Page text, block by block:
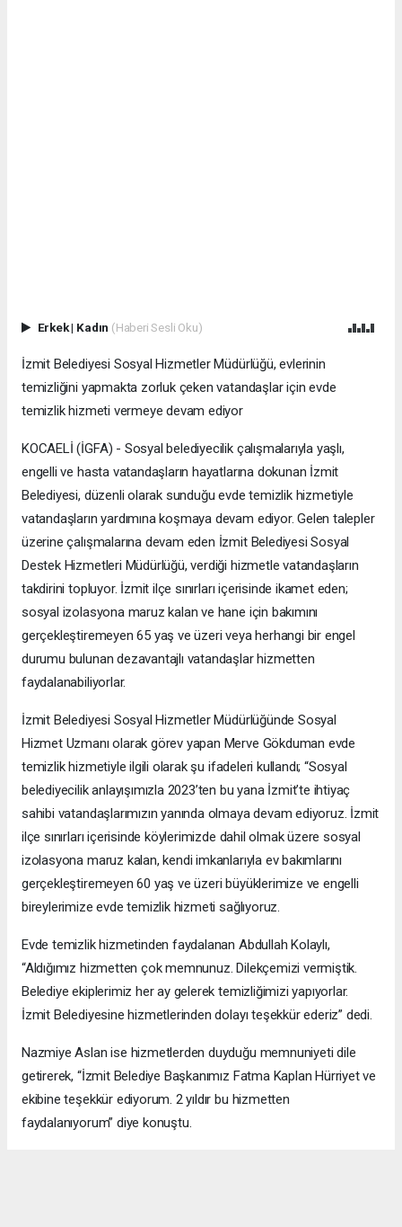
Erkek| Kadın (Haberi Sesli Oku)
İzmit Belediyesi Sosyal Hizmetler Müdürlüğü, evlerinin
temizliğini yapmakta zorluk çeken vatandaşlar için evde
temizlik hizmeti vermeye devam ediyor
KOCAELİ (İGFA) - Sosyal belediyecilik çalışmalarıyla yaşlı,
engelli ve hasta vatandaşların hayatlarına dokunan İzmit
Belediyesi, düzenli olarak sunduğu evde temizlik hizmetiyle
vatandaşların yardımına koşmaya devam ediyor. Gelen talepler
üzerine çalışmalarına devam eden İzmit Belediyesi Sosyal
Destek Hizmetleri Müdürlüğü, verdiği hizmetle vatandaşların
takdirini topluyor. İzmit ilçe sınırları içerisinde ikamet eden;
sosyal izolasyona maruz kalan ve hane için bakımını
gerçekleştiremeyen 65 yaş ve üzeri veya herhangi bir engel
durumu bulunan dezavantajlı vatandaşlar hizmetten
faydalanabiliyorlar.
İzmit Belediyesi Sosyal Hizmetler Müdürlüğünde Sosyal
Hizmet Uzmanı olarak görev yapan Merve Gökduman evde
temizlik hizmetiyle ilgili olarak şu ifadeleri kullandı; “Sosyal
belediyecilik anlayışımızla 2023’ten bu yana İzmit’te ihtiyaç
sahibi vatandaşlarımızın yanında olmaya devam ediyoruz. İzmit
ilçe sınırları içerisinde köylerimizde dahil olmak üzere sosyal
izolasyona maruz kalan, kendi imkanlarıyla ev bakımlarını
gerçekleştiremeyen 60 yaş ve üzeri büyüklerimize ve engelli
bireylerimize evde temizlik hizmeti sağlıyoruz.
Evde temizlik hizmetinden faydalanan Abdullah Kolaylı,
“Aldığımız hizmetten çok memnunuz. Dilekçemizi vermiştik.
Belediye ekiplerimiz her ay gelerek temizliğimizi yapıyorlar.
İzmit Belediyesine hizmetlerinden dolayı teşekkür ederiz” dedi.
Nazmiye Aslan ise hizmetlerden duyduğu memnuniyeti dile
getirerek, “İzmit Belediye Başkanımız Fatma Kaplan Hürriyet ve
ekibine teşekkür ediyorum. 2 yıldır bu hizmetten
faydalanıyorum” diye konuştu.